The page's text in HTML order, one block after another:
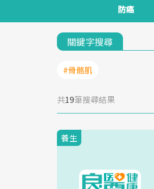
防癌
關鍵字搜尋
#骨骼肌
共19筆搜尋結果
養生